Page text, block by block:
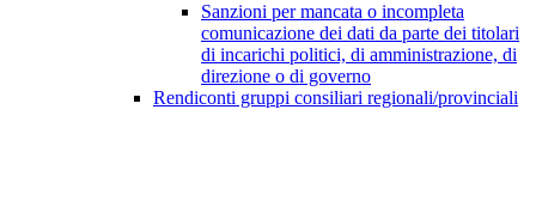
Sanzioni per mancata o incompleta
comunicazione dei dati da parte dei titolari
di incarichi politici, di amministrazione, di
direzione o di governo
Rendiconti gruppi consiliari regionali/provinciali